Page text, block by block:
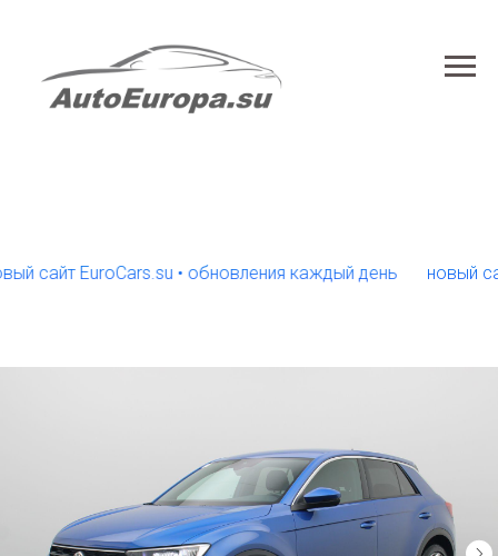
EuroCars.su • обновления каждый день новый сайт